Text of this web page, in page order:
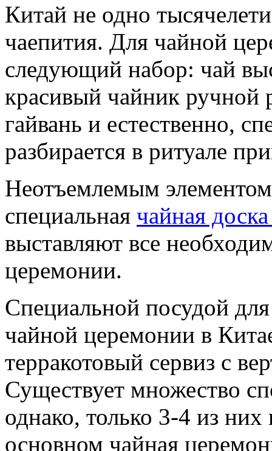
Китай не одно
чаепития. Для чайной
следующий набор: чай
красивый чайник
гайвань и естественно,
разбирается в ритуале
Неотъемлемым
специальная чайная
выставляют все
церемонии.
Специальной посудой
чайной церемонии в
терракотовый сервиз с
Существует множество
однако, только 3-4 из
основном чайная